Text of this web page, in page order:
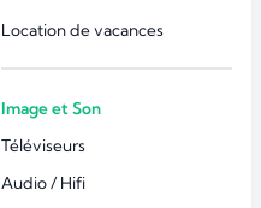
Location de vacances
Image et Son
Téléviseurs
Audio / Hifi